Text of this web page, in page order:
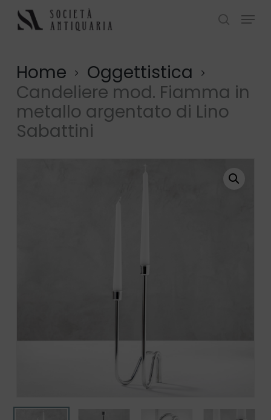
Skip
search
Menu
Home
Oggettistica
Candeliere mod. Fiamma in
metallo argentato di Lino
Sabattini